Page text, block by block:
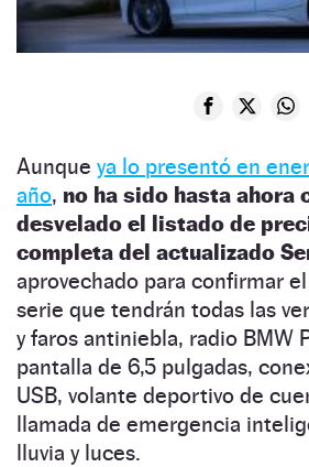
Aunque ya lo presentó en
año, no ha sido hasta ahora
desvelado el listado de
completa del actualizado
aprovechado para confirmar
serie que tendrán todas las
y faros antiniebla, radio BMW
pantalla de 6,5 pulgadas,
USB, volante deportivo de
llamada de emergencia
lluvia y luces.